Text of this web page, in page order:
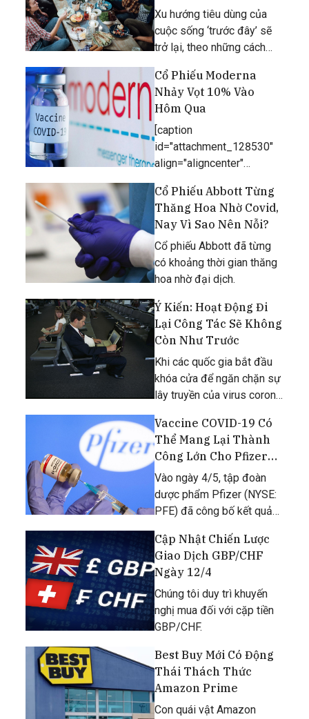
thể virus corona, bao
Lâu Dài
Xu hướng tiêu dùng của
cuộc sống ‘trước đây’ sẽ
trở lại, theo những cách
Cổ Phiếu Moderna
Nhảy Vọt 10% Vào
Hôm Qua
[caption
id="attachment_128530"
align="aligncenter"
Moderna Nhảy Vọt 10%
Vào Hôm Qua[/caption] Cổ
phiếu Moderna tăng giá
mạnh sau khi nộp đơn xin
cấp phép sử dụng vac
Cổ Phiếu Abbott Từng
Thăng Hoa Nhờ Covid,
Nay Vì Sao Nên Nỗi?
Cổ phiếu Abbott đã từng
có khoảng thời gian thăng
hoa nhờ đại dịch.
Ý Kiến: Hoạt Động Đi
Lại Công Tác Sẽ Không
Còn Như Trước
Khi các quốc gia bắt đầu
khóa cửa để ngăn chặn sự
lây truyền của virus corona,
mục đích công việc, chịu
ảnh hưởng nặng nề.
Vaccine COVID-19 Có
Thể Mang Lại Thành
Công Lớn Cho Pfizer
Sau Đại Dịch
Vào ngày 4/5, tập đoàn
dược phẩm Pfizer (NYSE:
PFE) đã công bố kết quả
ngày 31/3.
Cập Nhật Chiến Lược
Giao Dịch GBP/CHF
Ngày 12/4
Chúng tôi duy trì khuyến
nghị mua đối với cặp tiền
GBP/CHF.
Best Buy Mới Có Động
Thái Thách Thức
Amazon Prime
Con quái vật Amazon